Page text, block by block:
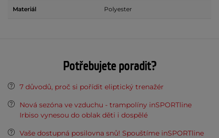
Materiál Polyester
Potřebujete poradit?
7 důvodů, proč si pořídit eliptický trenažér
Nová sezóna ve vzduchu - trampolíny inSPORTline
Irbiso vynesou do oblak děti i dospělé
Vaše dostupná posilovna snů! Spouštíme inSPORTline